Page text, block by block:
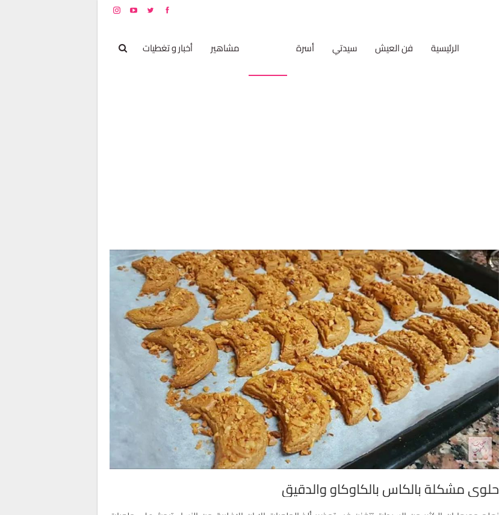
الرئيسية فن العيش سيدتي أسرة مشاهير أخبار و تغطيات
حلوى مشكلة بالكاس بالكاوكاو والدقيق